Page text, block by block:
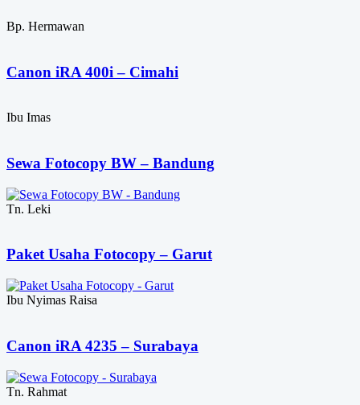
Bp. Hermawan
Canon iRA 400i – Cimahi
Ibu Imas
Sewa Fotocopy BW – Bandung
Tn. Leki
Paket Usaha Fotocopy – Garut
Ibu Nyimas Raisa
Canon iRA 4235 – Surabaya
Tn. Rahmat